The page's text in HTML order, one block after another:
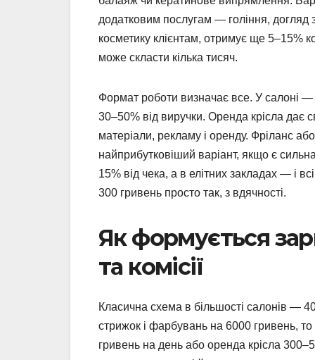
додатковим послугам — гоління,
косметику клієнтам, отримує ще 5–15%
може скласти кілька тисяч.
Формат роботи визначає все. У салоні —
30–50% від виручки. Оренда крісла дає
матеріали, рекламу і оренду. Фріланс
найприбутковіший варіант, якщо є
15% від чека, а в елітних закладах — і
300 гривень просто так, з вдячності.
Як формується
та комісії
Класична схема в більшості салонів —
стрижок і фарбувань на 6000 гривень,
гривень на день або оренда крісла